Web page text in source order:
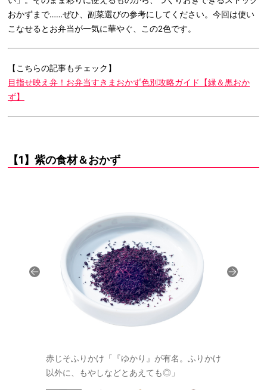
おかずまで……ぜひ、副菜選びの参考にしてください。今回は使い
こなせるとお弁当が一気に華やぐ、この2色です。
【こちらの記事もチェック】
目指せ映え弁！お弁当すきまおかず色別攻略ガイド【緑＆黒おか
ず】
【1】紫の食材＆おかず
赤じそふりかけ「『ゆかり』が有名。ふりかけ
以外に、もやしなどとあえても◎」